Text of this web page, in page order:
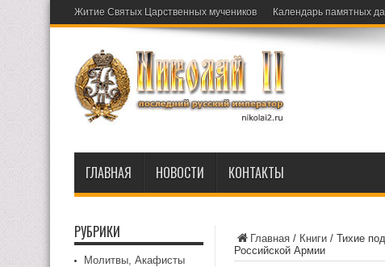
Житие Святых Царственных мучеников Календарь памятных
ГЛАВНАЯ НОВОСТИ КОНТАКТЫ
Главная / Книги / Тихие
Российской Армии
РУБРИКИ
Молитвы, Акафисты